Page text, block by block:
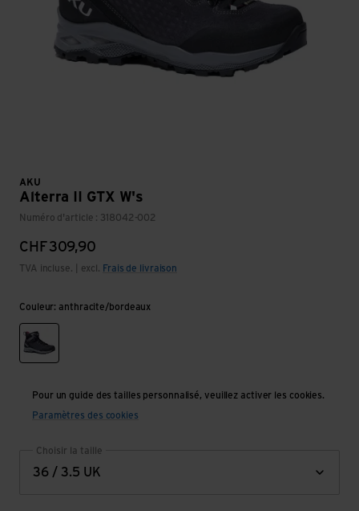
AKU
Alterra II GTX W's
Numéro d'article : 318042-002
CHF309,90
TVA incluse. | excl. Frais de livraison
Couleur: anthracite/bordeaux
anthracite/bordeaux
Pour un guide des tailles personnalisé, veuillez activer les cookies.
Paramètres des cookies
36 / 3.5 UK
Choisir la taille